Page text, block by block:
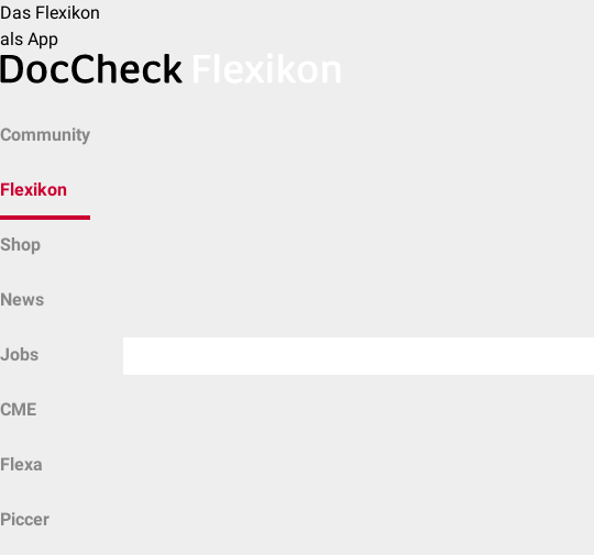
Das Flexikon
als App
Community
Flexikon
Shop
News
Jobs
CME
Flexa
Piccer